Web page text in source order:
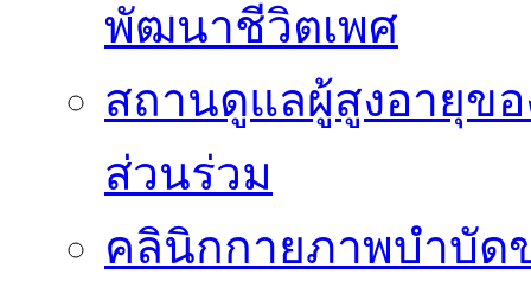
พัฒนาชีวิตเพศ
สถานดูแลผู้สูงอายุขอ
ส่วนร่วม
คลินิกกายภาพบำบัด